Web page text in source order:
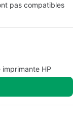
pas compatibles
HP